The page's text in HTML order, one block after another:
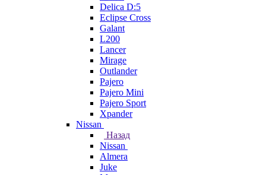
Delica D:5
Eclipse Cross
Galant
L200
Lancer
Mirage
Outlander
Pajero
Pajero Mini
Pajero Sport
Xpander
Nissan
Назад
Nissan
Almera
Juke